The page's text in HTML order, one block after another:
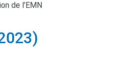
de l’EMN